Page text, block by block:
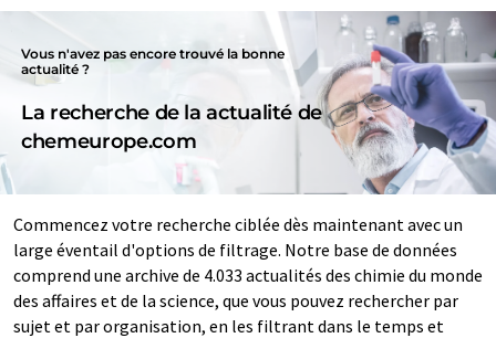
Vous n'avez pas encore trouvé la bonne
actualité ?
La recherche de la actualité de
chemeurope.com
Commencez votre recherche ciblée dès maintenant avec un
large éventail d'options de filtrage. Notre base de données
comprend une archive de 4.033 actualités des chimie du monde
des affaires et de la science, que vous pouvez rechercher par
sujet et par organisation, en les filtrant dans le temps et